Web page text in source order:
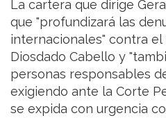
La cartera que dirige
que "profundizará las
internacionales" contra
Diosdado Cabello y
personas responsables
exigiendo ante la Corte
se expida con urgencia